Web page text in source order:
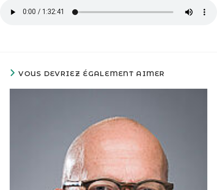
VOUS DEVRIEZ ÉGALEMENT AIMER